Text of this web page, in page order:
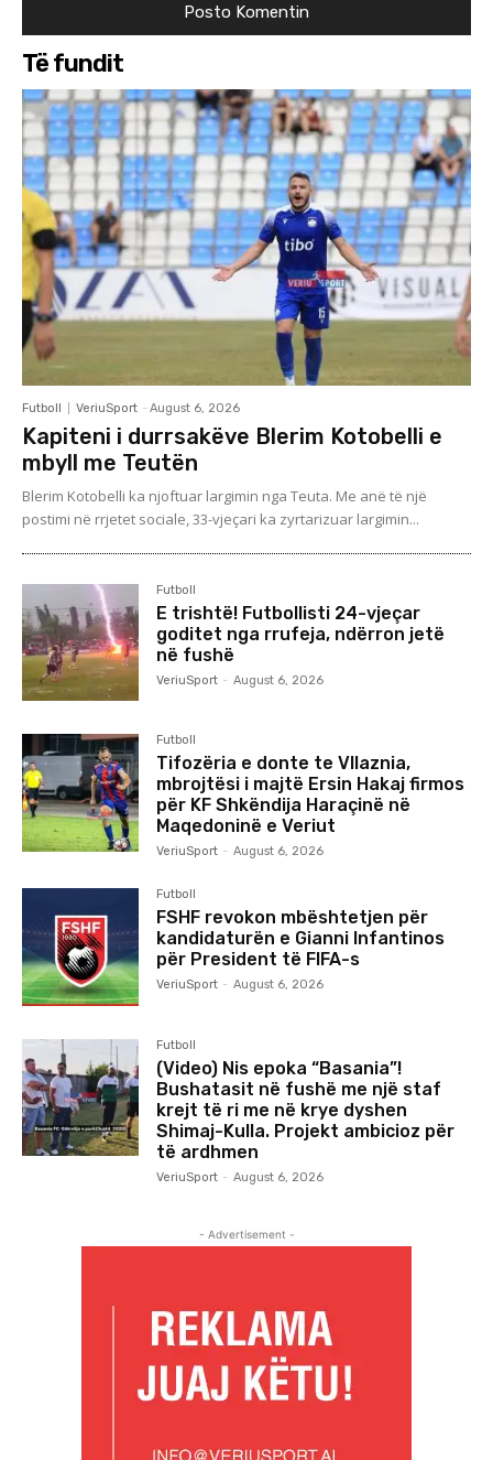
Të fundit
Futboll VeriuSport - August 6, 2026
Kapiteni i durrsakëve Blerim Kotobelli e
mbyll me Teutën
Blerim Kotobelli ka njoftuar largimin nga Teuta. Me anë të një
postimi në rrjetet sociale, 33-vjeçari ka zyrtarizuar largimin...
Futboll
E trishtë! Futbollisti 24-vjeçar
goditet nga rrufeja, ndërron jetë
në fushë
VeriuSport - August 6, 2026
Futboll
Tifozëria e donte te Vllaznia,
mbrojtësi i majtë Ersin Hakaj firmos
për KF Shkëndija Haraçinë në
Maqedoninë e Veriut
VeriuSport - August 6, 2026
Futboll
FSHF revokon mbështetjen për
kandidaturën e Gianni Infantinos
për President të FIFA-s
VeriuSport - August 6, 2026
Futboll
(Video) Nis epoka “Basania”!
Bushatasit në fushë me një staf
krejt të ri me në krye dyshen
Shimaj-Kulla. Projekt ambicioz për
të ardhmen
VeriuSport - August 6, 2026
- Advertisement -